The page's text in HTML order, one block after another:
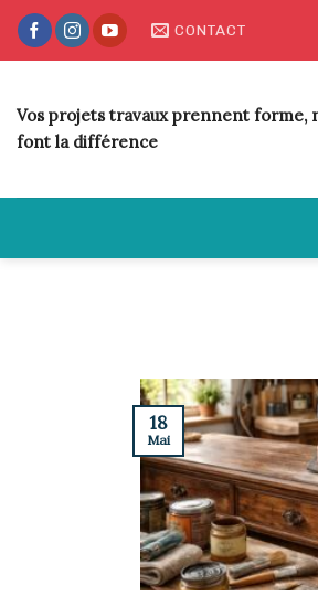
Skip
CONTACT
Vos projets travaux prennent forme,
font la différence
18
Mai